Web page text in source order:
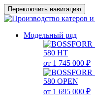
Переключить навигацию
Модельный ряд
580 HT
от 1 745 000 ₽
580 OPEN
от 1 695 000 ₽